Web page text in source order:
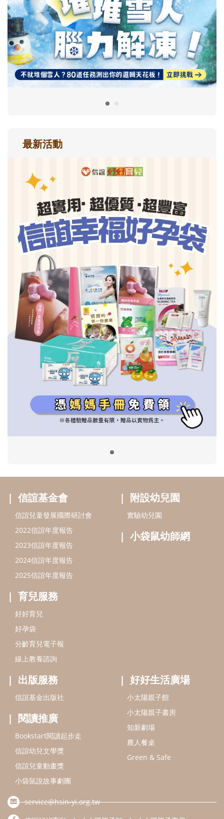
最新活動
信誼基金會
2022信誼年度報告
2023信誼年度報告
2024信誼年度報告
好孕袋
分齡育兒電子報
線上教養諮詢
附設幼兒園
小袋鼠幼師網
出版服務
信誼基金出版社
閱讀推廣
Bookstart閱讀起步走
信誼幼兒文學獎
信誼兒童動畫獎
小袋鼠說故事劇團
service@hsin-yi.org.tw
信誼好好育兒
小太陽親子書房
(02)2396-5305轉2345 (週一～週五 9:00～18:00)
認識信誼 合作洽談 智慧財產權聲明
本網站建議使用IE9(含以上)或 Google Chrome 版本瀏覽器
信誼基金會/上誼文化實業股份有限公司 版權所有 ©